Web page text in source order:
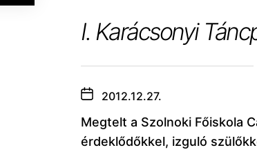
I. Karácsonyi
2012.12.27.
Megtelt a Szolnoki Főiskola
érdeklődőkkel, izguló